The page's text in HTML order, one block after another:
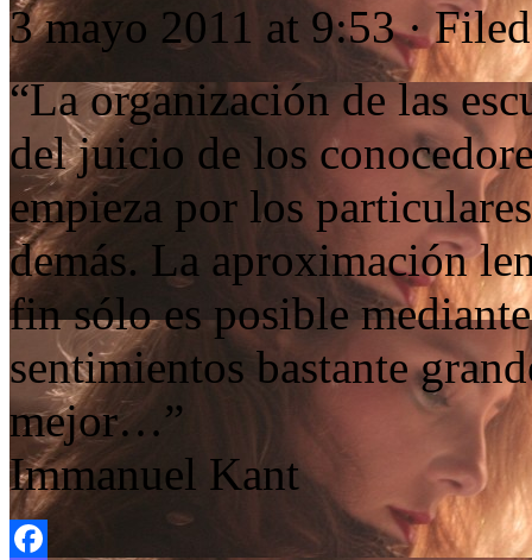
3 mayo 2011 at 9:53 ·
“La organización de las
del juicio de los
empieza por los
demás. La aproximación
fin sólo es posible
sentimientos bastante
mejor…”
Immanuel Kant